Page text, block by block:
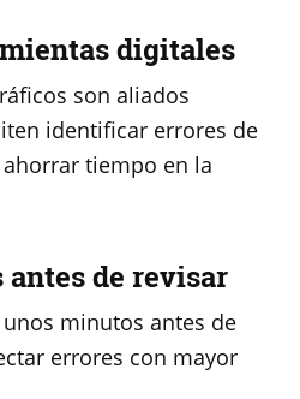
digitales
son aliados
identificar errores de
tiempo en la
antes de revisar
minutos antes de
errores con mayor